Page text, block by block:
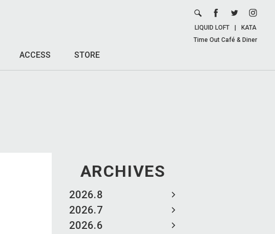
ACCESS STORE
LIQUID LOFT
KATA
Time Out Café & Diner
ARCHIVES
2026.8
2026.7
2026.6